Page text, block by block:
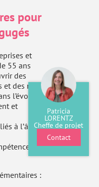
Patricia
LORENTZ
Cheffe de projet
Contact
pour
et
55 ans
des
et des métiers
l’évolution
et
à l’âge au
des
: